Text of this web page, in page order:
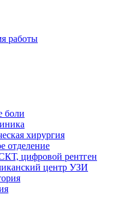
работы
боли
хирургия
отделение
цифровой рентген
центр УЗИ